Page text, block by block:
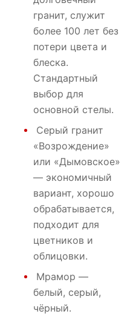
гранит, служит
более 100 лет без
потери цвета и
блеска.
Стандартный
выбор для
основной стелы.
Серый гранит
«Возрождение»
или «Дымовское»
— экономичный
вариант, хорошо
обрабатывается,
подходит для
цветников и
облицовки.
Мрамор —
белый, серый,
чёрный.